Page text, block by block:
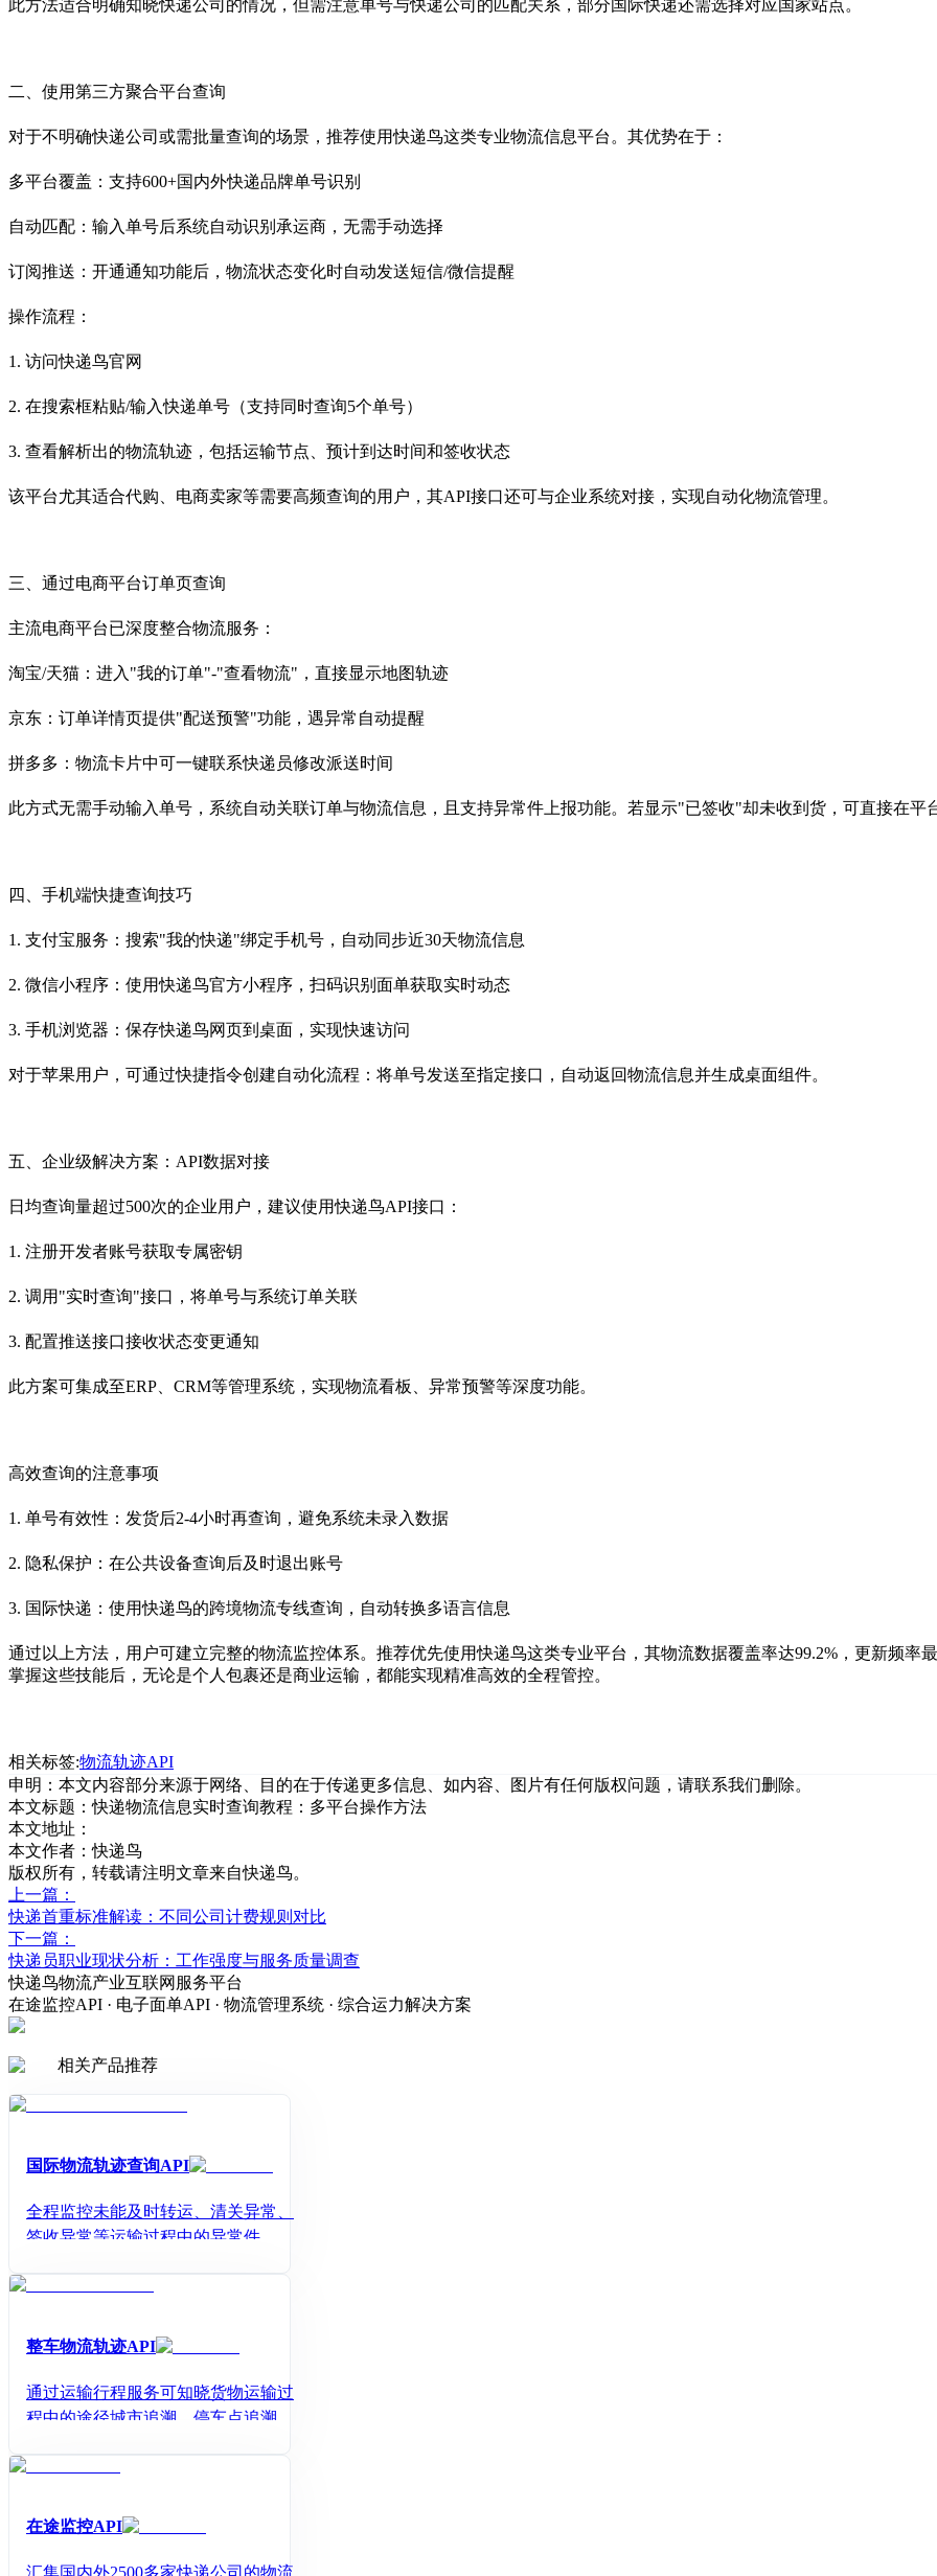
此方法适合明确知晓快递公司的情况，但需注意单号与快递公司的匹配关系，部分国际快递还需选择对应国家站点。
二、使用第三方聚合平台查询
对于不明确快递公司或需批量查询的场景，推荐使用快递鸟这类专业物流信息平台。其优势在于：
多平台覆盖：支持600+国内外快递品牌单号识别
自动匹配：输入单号后系统自动识别承运商，无需手动选择
订阅推送：开通通知功能后，物流状态变化时自动发送短信/微信提醒
操作流程：
1. 访问快递鸟官网
2. 在搜索框粘贴/输入快递单号（支持同时查询5个单号）
3. 查看解析出的物流轨迹，包括运输节点、预计到达时间和签收状态
该平台尤其适合代购、电商卖家等需要高频查询的用户，其API接口还可与企业系统对接，实现自动化物流管理。
三、通过电商平台订单页查询
主流电商平台已深度整合物流服务：
淘宝/天猫：进入"我的订单"-"查看物流"，直接显示地图轨迹
京东：订单详情页提供"配送预警"功能，遇异常自动提醒
拼多多：物流卡片中可一键联系快递员修改派送时间
此方式无需手动输入单号，系统自动关联订单与物流信息，且支持异常件上报功能。若显示"已签收"却未收到货，可直接在平
四、手机端快捷查询技巧
1. 支付宝服务：搜索"我的快递"绑定手机号，自动同步近30天物流信息
2. 微信小程序：使用快递鸟官方小程序，扫码识别面单获取实时动态
3. 手机浏览器：保存快递鸟网页到桌面，实现快速访问
对于苹果用户，可通过快捷指令创建自动化流程：将单号发送至指定接口，自动返回物流信息并生成桌面组件。
五、企业级解决方案：API数据对接
日均查询量超过500次的企业用户，建议使用快递鸟API接口：
1. 注册开发者账号获取专属密钥
2. 调用"实时查询"接口，将单号与系统订单关联
3. 配置推送接口接收状态变更通知
此方案可集成至ERP、CRM等管理系统，实现物流看板、异常预警等深度功能。
高效查询的注意事项
1. 单号有效性：发货后2-4小时再查询，避免系统未录入数据
2. 隐私保护：在公共设备查询后及时退出账号
3. 国际快递：使用快递鸟的跨境物流专线查询，自动转换多语言信息
通过以上方法，用户可建立完整的物流监控体系。推荐优先使用快递鸟这类专业平台，其物流数据覆盖率达99.2%，更新频率
掌握这些技能后，无论是个人包裹还是商业运输，都能实现精准高效的全程管控。
相关标签:物流轨迹API
申明：本文内容部分来源于网络、目的在于传递更多信息、如内容、图片有任何版权问题，请联系我们删除。
本文标题：快递物流信息实时查询教程：多平台操作方法
本文地址：
本文作者：快递鸟
版权所有，转载请注明文章来自快递鸟。
上一篇：
快递首重标准解读：不同公司计费规则对比
下一篇：
快递员职业现状分析：工作强度与服务质量调查
快递鸟物流产业互联网服务平台
在途监控API · 电子面单API · 物流管理系统 · 综合运力解决方案
相关产品推荐
国际物流轨迹查询API
全程监控未能及时转运、清关异常、
签收异常等运输过程中的异常件，降
整车物流轨迹API
通过运输行程服务可知晓货物运输过
程中的途径城市追溯、停车点追溯、
在途监控API